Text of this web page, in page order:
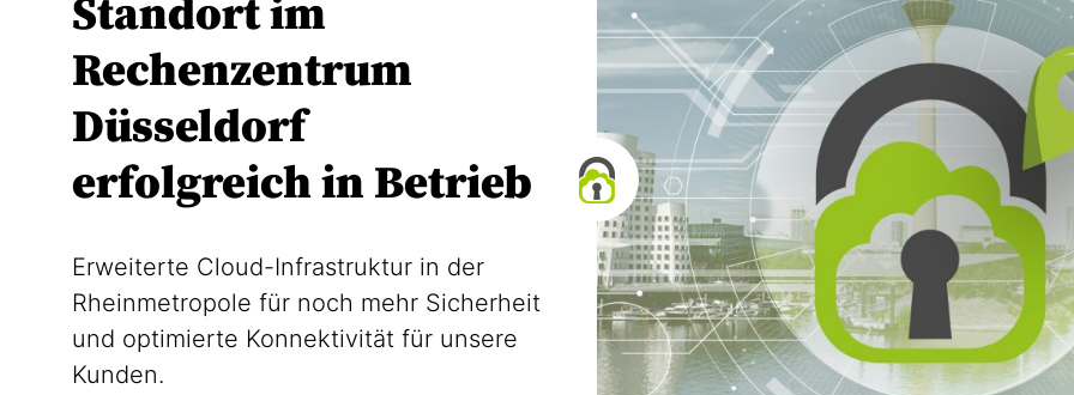
Standort im
Rechenzentrum
Düsseldorf
erfolgreich in Betrieb
Erweiterte Cloud-Infrastruktur in der
Rheinmetropole für noch mehr Sicherheit
und optimierte Konnektivität für unsere
Kunden.